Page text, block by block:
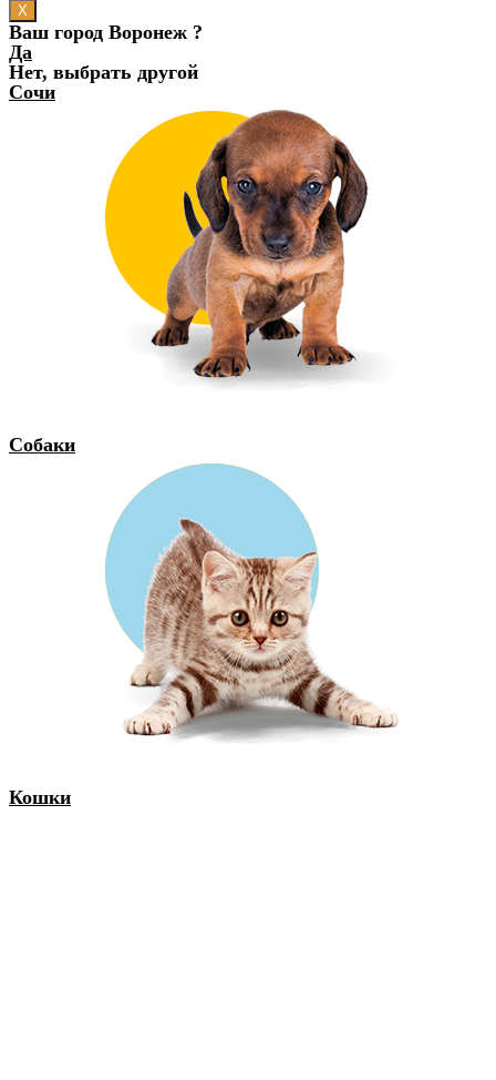
X
Ваш город Воронеж ?
Да
Нет, выбрать другой
Сочи
Собаки
Кошки